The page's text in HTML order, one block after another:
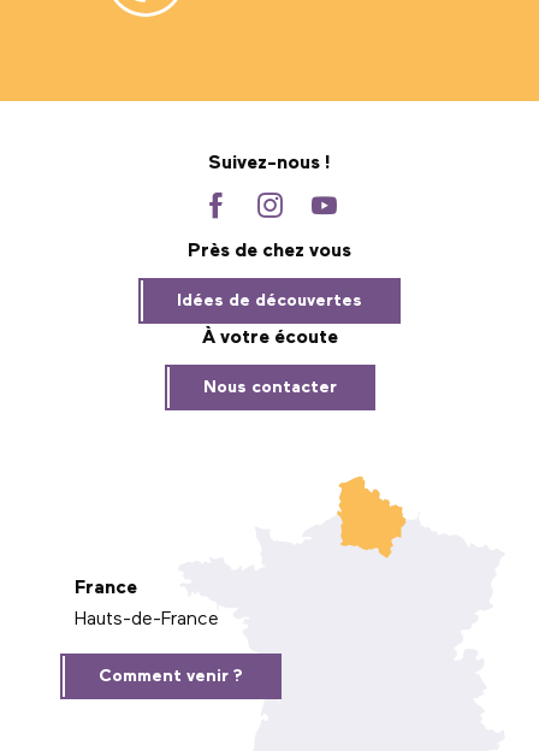
Suivez-nous !
Près de chez vous
Idées de découvertes
À votre écoute
Nous contacter
France
Hauts-de-France
Comment venir ?